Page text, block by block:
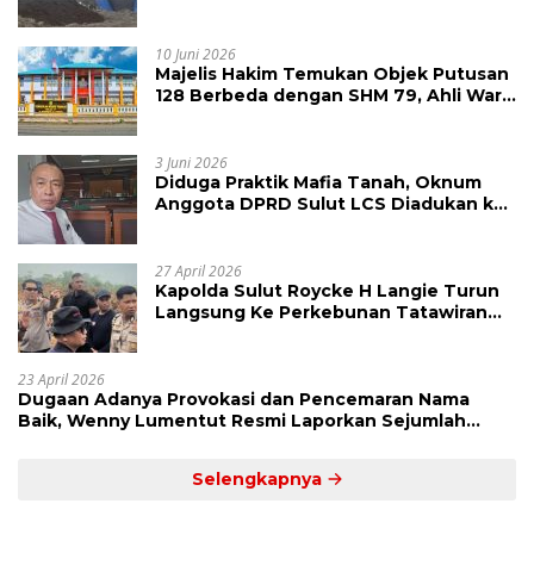
10 Juni 2026
Majelis Hakim Temukan Objek Putusan
128 Berbeda dengan SHM 79, Ahli Waris
3 Juni 2026
Diduga Praktik Mafia Tanah, Oknum
Anggota DPRD Sulut LCS Diadukan ke
27 April 2026
Kapolda Sulut Roycke H Langie Turun
Langsung Ke Perkebunan Tatawiran
23 April 2026
Dugaan Adanya Provokasi dan Pencemaran Nama
Baik, Wenny Lumentut Resmi Laporkan Sejumlah
Selengkapnya